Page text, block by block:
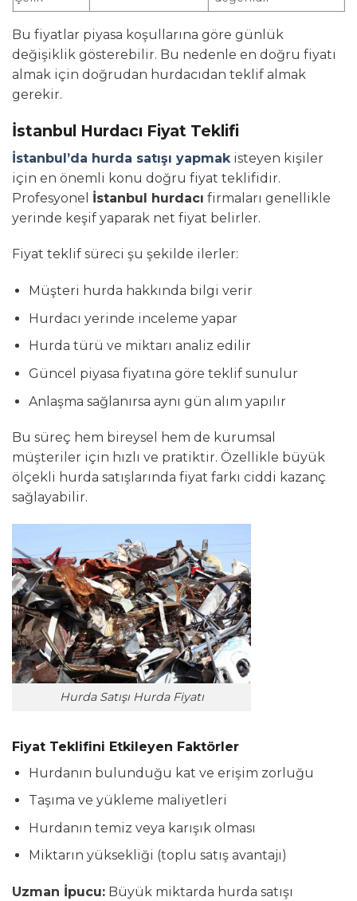
Bu fiyatlar piyasa koşullarına göre günlük
değişiklik gösterebilir. Bu nedenle en doğru fiyatı
almak için doğrudan hurdacıdan teklif almak
gerekir.
İstanbul Hurdacı Fiyat Teklifi
İstanbul’da hurda satışı yapmak isteyen kişiler
için en önemli konu doğru fiyat teklifidir.
Profesyonel İstanbul hurdacı firmaları genellikle
yerinde keşif yaparak net fiyat belirler.
Fiyat teklif süreci şu şekilde ilerler:
Müşteri hurda hakkında bilgi verir
Hurdacı yerinde inceleme yapar
Hurda türü ve miktarı analiz edilir
Güncel piyasa fiyatına göre teklif sunulur
Anlaşma sağlanırsa aynı gün alım yapılır
Bu süreç hem bireysel hem de kurumsal
müşteriler için hızlı ve pratiktir. Özellikle büyük
ölçekli hurda satışlarında fiyat farkı ciddi kazanç
sağlayabilir.
Hurda Satışı Hurda Fiyatı
Fiyat Teklifini Etkileyen Faktörler
Hurdanın bulunduğu kat ve erişim zorluğu
Taşıma ve yükleme maliyetleri
Hurdanın temiz veya karışık olması
Miktarın yüksekliği (toplu satış avantajı)
Uzman İpucu: Büyük miktarda hurda satışı